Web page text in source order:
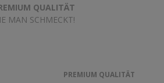
QUALITÄT
MAN SCHMECKT!
PREMIUM QUALITÄT